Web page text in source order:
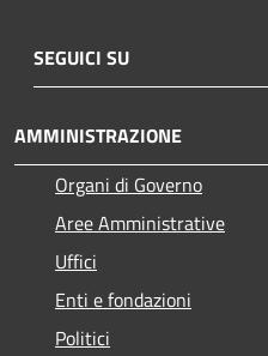
SEGUICI SU
AMMINISTRAZIONE
Organi di Governo
Aree Amministrative
Uffici
Enti e fondazioni
Politici